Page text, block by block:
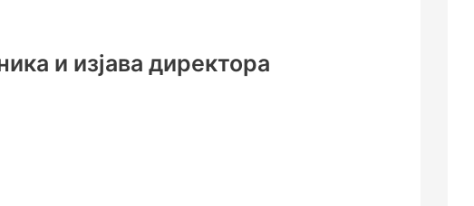
и изјава директора